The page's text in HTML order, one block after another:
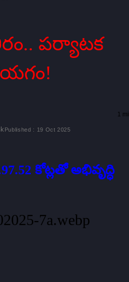
పర్యాటక
Published : 19 Oct 2025
1
కోట్లతో అభివృద్ధి